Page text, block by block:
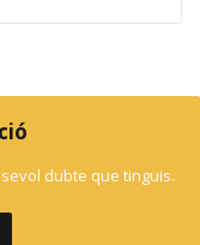
dubte que tinguis.